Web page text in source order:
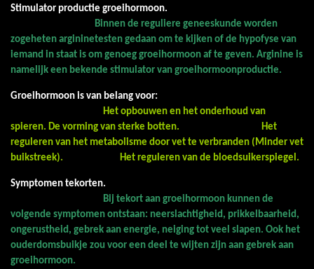
Stimulator productie groeihormoon.
Binnen de reguliere geneeskunde worden
zogeheten argininetesten gedaan om te kijken of de hypofyse van
iemand in staat is om genoeg groeihormoon af te geven. Arginine is
namelijk een bekende stimulator van groeihormoonproductie.
Groeihormoon is van belang voor:
Het opbouwen en het onderhoud van
spieren. De vorming van sterke botten.
Het
reguleren van het metabolisme door vet te verbranden (Minder vet
buikstreek).
Het reguleren van de bloedsuikerspiegel.
Symptomen tekorten.
Bij tekort aan groeihormoon kunnen de
volgende symptomen ontstaan: neerslachtigheid, prikkelbaarheid,
ongerustheid, gebrek aan energie, neiging tot veel slapen. Ook het
ouderdomsbuikje zou voor een deel te wijten zijn aan gebrek aan
groeihormoon.